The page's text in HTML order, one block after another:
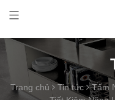
Trang chủ Tin tức
Tấm